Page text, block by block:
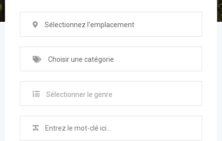
Sélectionnez l'emplacement
Choisir une catégorie
Sélectionner le genre